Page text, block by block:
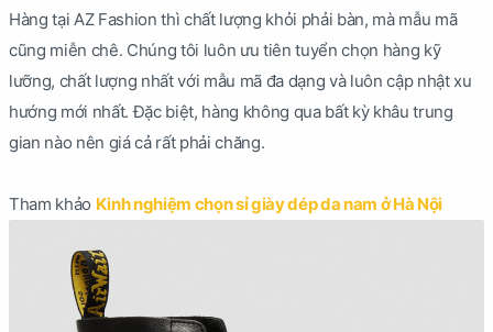
Hàng tại AZ Fashion thì chất lượng khỏi phải bàn, mà mẫu mã
cũng miễn chê. Chúng tôi luôn ưu tiên tuyển chọn hàng kỹ
lưỡng, chất lượng nhất với mẫu mã đa dạng và luôn cập nhật xu
hướng mới nhất. Đặc biệt, hàng không qua bất kỳ khâu trung
gian nào nên giá cả rất phải chăng.
Tham khảo Kinh nghiệm chọn sỉ giày dép da nam ở Hà Nội